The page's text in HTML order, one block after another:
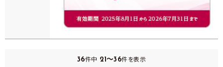
36件中 21～36件を表示